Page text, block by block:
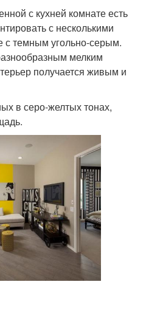
с кухней комнате есть
с несколькими
с темным угольно-серым.
мелким
получается живым и
в серо-желтых тонах,